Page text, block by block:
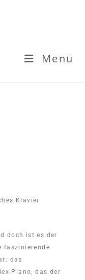
Menu
Klavier
doch ist es der
faszinierende
das
Piano, das der